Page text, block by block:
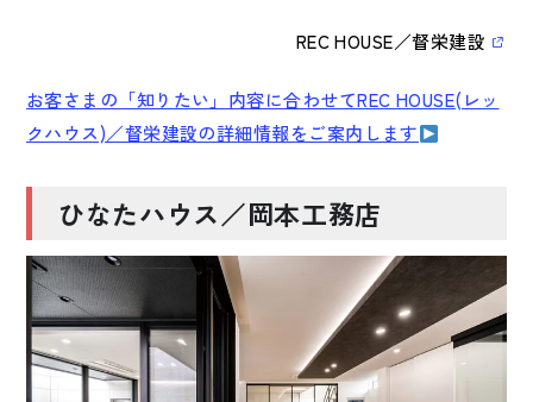
REC HOUSE／督栄建設
お客さまの「知りたい」内容に合わせてREC HOUSE(レッ
クハウス)／督栄建設の詳細情報をご案内します
ひなたハウス／岡本工務店